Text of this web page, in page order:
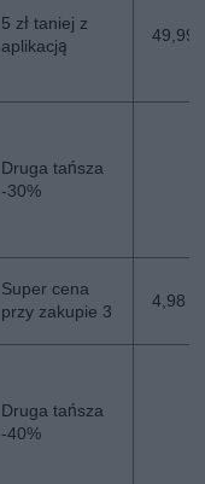
5 zł taniej z
aplikacją
49,99
Druga tańsza
-30%
Super cena
przy zakupie 3
4,98
Druga tańsza
-40%